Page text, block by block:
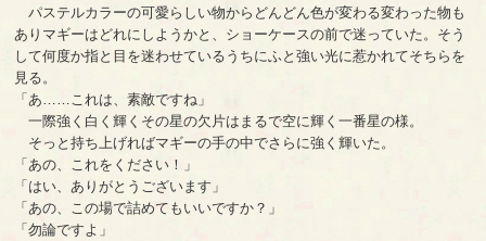
パステルカラーの可愛らしい物からどんどん色が変わる変わった物も
ありマギーはどれにしようかと、ショーケースの前で迷っていた。そう
して何度か指と目を迷わせているうちにふと強い光に惹かれてそちらを
見る。
「あ……これは、素敵ですね」
一際強く白く輝くその星の欠片はまるで空に輝く一番星の様。
そっと持ち上げればマギーの手の中でさらに強く輝いた。
「あの、これをください！」
「はい、ありがとうございます」
「あの、この場で詰めてもいいですか？」
「勿論ですよ」